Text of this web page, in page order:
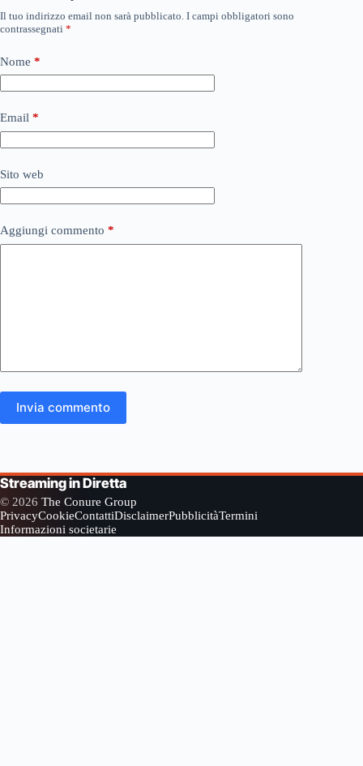
Il tuo indirizzo email non sarà pubblicato. I campi obbligatori sono
contrassegnati *
Nome *
Email *
Sito web
Aggiungi commento *
Invia commento
Streaming in Diretta
© 2026 The Conure Group
PrivacyCookieContattiDisclaimerPubblicitàTermini
Informazioni societarie